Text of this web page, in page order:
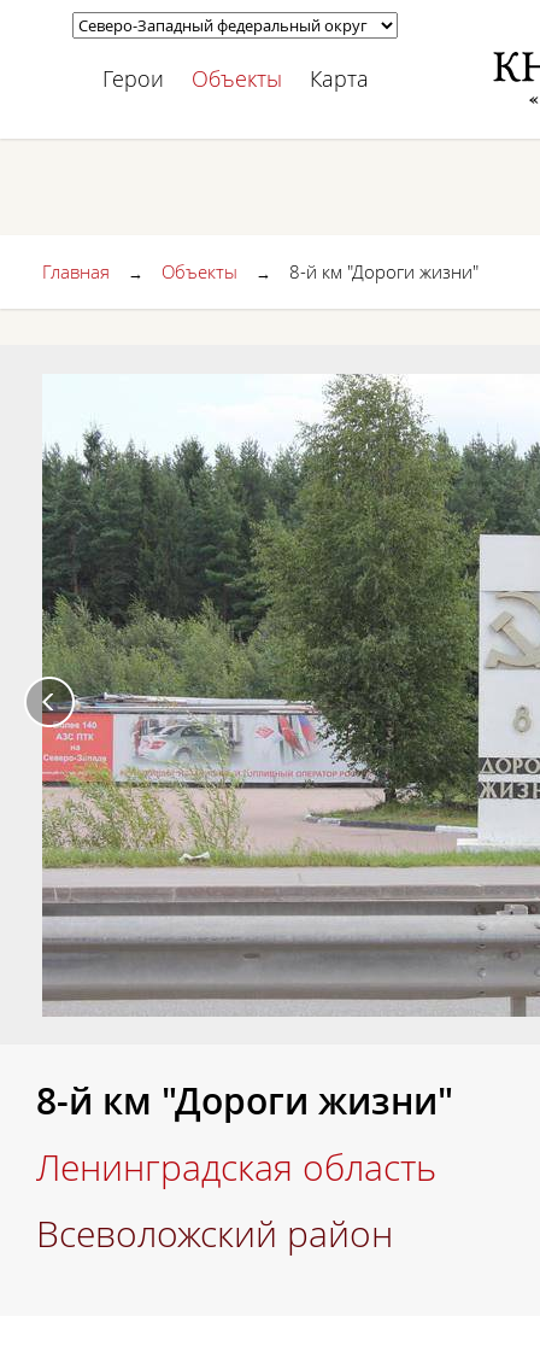
Герои Объекты Карта
Главная → Объекты → 8-й км "Дороги жизни"
8-й км "Дороги жизни"
Ленинградская область
Всеволожский район